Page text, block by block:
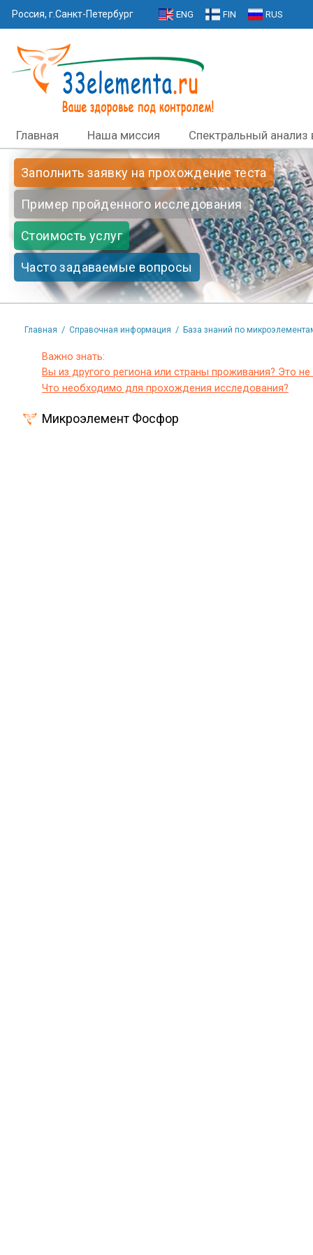
Россия, г.Санкт-Петербург ENG FIN RUS
Главная Наша миссия Спектральный анализ
Заполнить заявку на прохождение теста
Пример пройденного исследования
Стоимость услуг
Часто задаваемые вопросы
Главная / Справочная информация / База знаний по
Важно знать:
Вы из другого региона или страны проживания? Это
Что необходимо для прохождения исследования?
Микроэлемент Фосфор